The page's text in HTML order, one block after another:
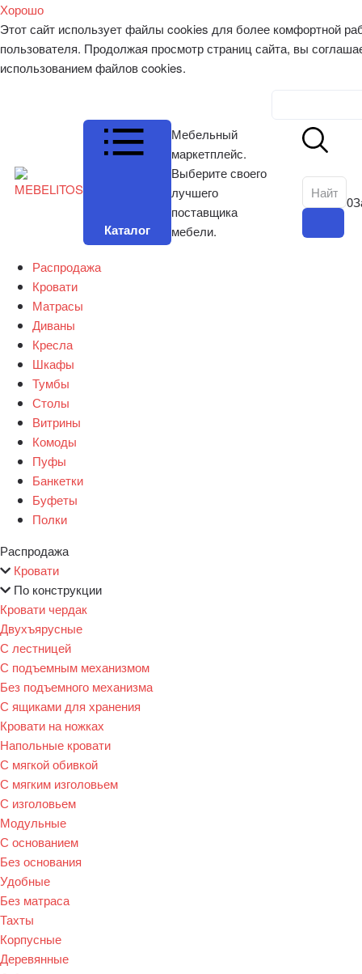
Хорошо
Этот сайт использует файлы cookies для более комфортной
пользователя. Продолжая просмотр страниц сайта, вы
использованием файлов cookies.
Каталог
Мебельный
маркетплейс.
Выберите своего
лучшего
поставщика
мебели.
0
Распродажа
Кровати
Матрасы
Диваны
Кресла
Шкафы
Тумбы
Столы
Витрины
Комоды
Пуфы
Банкетки
Буфеты
Полки
Распродажа
Кровати
По конструкции
Кровати чердак
Двухъярусные
С лестницей
С подъемным механизмом
Без подъемного механизма
С ящиками для хранения
Кровати на ножках
Напольные кровати
С мягкой обивкой
С мягким изголовьем
С изголовьем
Модульные
С основанием
Без основания
Удобные
Без матраса
Тахты
Корпусные
Деревянные